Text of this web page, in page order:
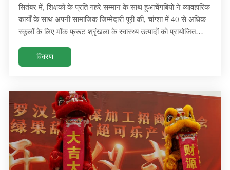
सितंबर में, शिक्षकों के प्रति गहरे सम्मान के साथ हुआचेंगबियो ने व्यावहारिक
कार्यों के साथ अपनी सामाजिक जिम्मेदारी पूरी की, चांग्शा में 40 से अधिक
स्कूलों के लिए मोंक फ्रूट श्रृंखला के स्वास्थ्य उत्पादों को प्रायोजित
व्यावहारिक कार्यों के साथ अपनी सामाजिक जिम्मेदारी को पूरा किया, चांग्शा
में 40 से अधिक स्कूलों के लिए भिक्षु फल श्रृंखला के स्वास्थ्य उत्पादों को
विवरण